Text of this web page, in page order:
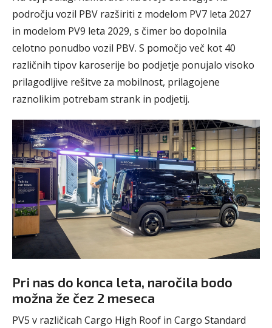
področju vozil PBV razširiti z modelom PV7 leta 2027
in modelom PV9 leta 2029, s čimer bo dopolnila
celotno ponudbo vozil PBV. S pomočjo več kot 40
različnih tipov karoserije bo podjetje ponujalo visoko
prilagodljive rešitve za mobilnost, prilagojene
raznolikim potrebam strank in podjetij.
Pri nas do konca leta, naročila bodo
možna že čez 2 meseca
PV5 v različicah Cargo High Roof in Cargo Standard